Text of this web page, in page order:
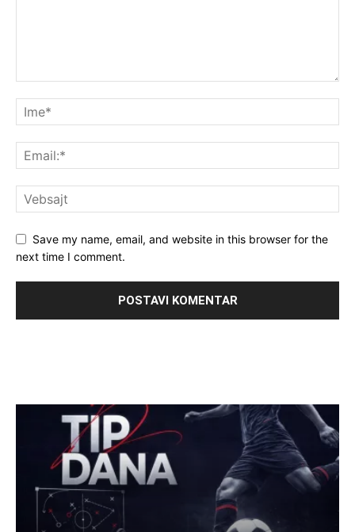
Save my name, email, and website in this browser for the
next time I comment.